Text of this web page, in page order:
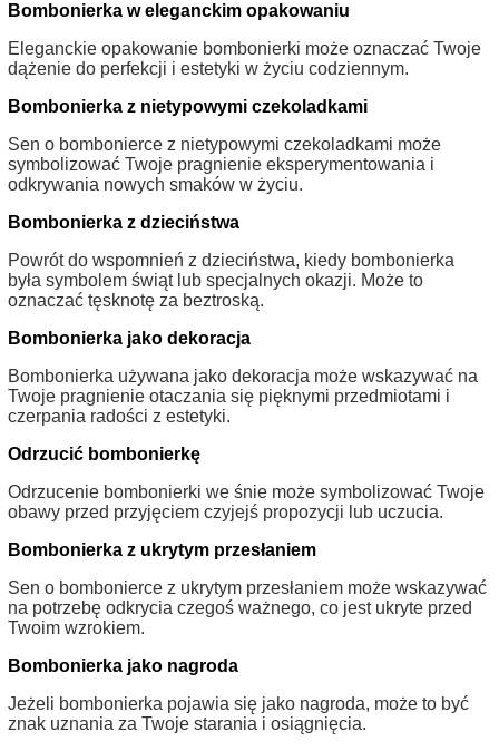
Bombonierka w eleganckim opakowaniu
Eleganckie opakowanie bombonierki może oznaczać Twoje
dążenie do perfekcji i estetyki w życiu codziennym.
Bombonierka z nietypowymi czekoladkami
Sen o bombonierce z nietypowymi czekoladkami może
symbolizować Twoje pragnienie eksperymentowania i
odkrywania nowych smaków w życiu.
Bombonierka z dzieciństwa
Powrót do wspomnień z dzieciństwa, kiedy bombonierka
była symbolem świąt lub specjalnych okazji. Może to
oznaczać tęsknotę za beztroską.
Bombonierka jako dekoracja
Bombonierka używana jako dekoracja może wskazywać na
Twoje pragnienie otaczania się pięknymi przedmiotami i
czerpania radości z estetyki.
Odrzucić bombonierkę
Odrzucenie bombonierki we śnie może symbolizować Twoje
obawy przed przyjęciem czyjejś propozycji lub uczucia.
Bombonierka z ukrytym przesłaniem
Sen o bombonierce z ukrytym przesłaniem może wskazywać
na potrzebę odkrycia czegoś ważnego, co jest ukryte przed
Twoim wzrokiem.
Bombonierka jako nagroda
Jeżeli bombonierka pojawia się jako nagroda, może to być
znak uznania za Twoje starania i osiągnięcia.